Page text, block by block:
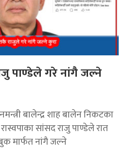
पाण्डेले गरे नांगै जल्ने
बालेन्द्र शाह बालेन निकटका
रास्वपाका सांसद राजु पाण्डेले रात
मार्फत नांगै जल्ने